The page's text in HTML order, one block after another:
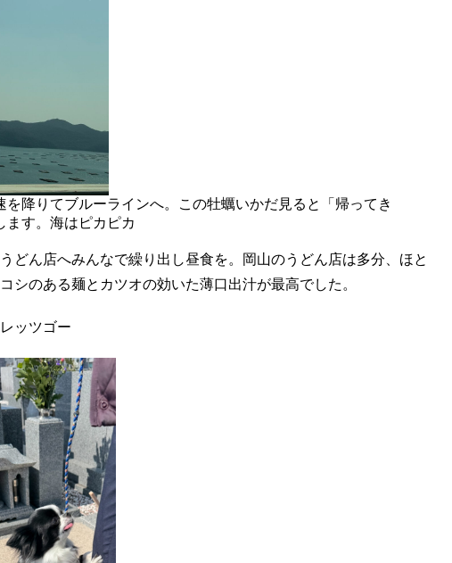
降りてブルーラインへ。この牡蠣いかだ見ると「帰ってき
ます。海はピカピカ
どん店へみんなで繰り出し昼食を。岡山のうどん店は多分、ほと
シのある麺とカツオの効いた薄口出汁が最高でした。
ッツゴー